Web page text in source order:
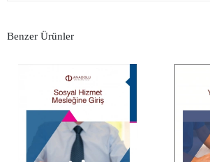
Benzer Ürünler